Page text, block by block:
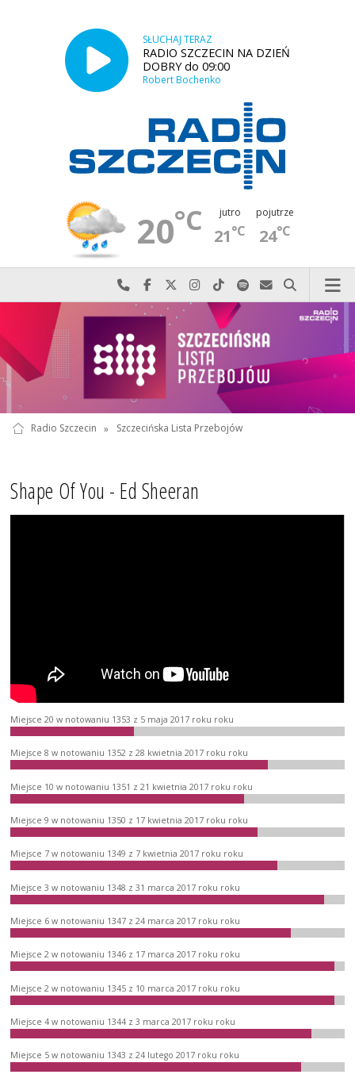
SŁUCHAJ TERAZ
RADIO SZCZECIN NA DZIEŃ
DOBRY do 09:00
Robert Bochenko
20°C jutro
21°C
pojutrze
24°C
Najlepiej po prostu do nas zadzwoń
Odwiedź nas na Facebook-u
Odwiedź nas na X
Odwiedź nas na Instagram-ie
Odwiedź nas na TikTok-u
Szukaj nas na Spotify
Wyślij do nas
Szukaj
Radio Szczecin » Szczecińska Lista Przebojów
Shape Of You - Ed Sheeran
Miejsce 20 w notowaniu 1353 z 5 maja 2017 roku roku
Miejsce 8 w notowaniu 1352 z 28 kwietnia 2017 roku roku
Miejsce 10 w notowaniu 1351 z 21 kwietnia 2017 roku roku
Miejsce 9 w notowaniu 1350 z 17 kwietnia 2017 roku roku
Miejsce 7 w notowaniu 1349 z 7 kwietnia 2017 roku roku
Miejsce 3 w notowaniu 1348 z 31 marca 2017 roku roku
Miejsce 6 w notowaniu 1347 z 24 marca 2017 roku roku
Miejsce 2 w notowaniu 1346 z 17 marca 2017 roku roku
Miejsce 2 w notowaniu 1345 z 10 marca 2017 roku roku
Miejsce 4 w notowaniu 1344 z 3 marca 2017 roku roku
Miejsce 5 w notowaniu 1343 z 24 lutego 2017 roku roku